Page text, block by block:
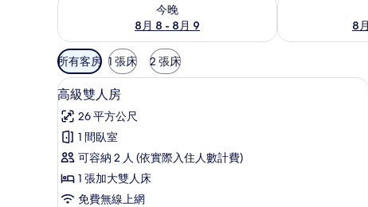
今晚
8月 8 - 8月 9
8
可
用
的
客
房
篩
選
條
件
所有客房 1 張床 2 張床
顯
示
高
級
雙
人
高級雙人房 | 隔音、免費無線上網
6
高級雙人房
26 平方公尺
1 間臥室
可容納 2 人 (依實際入住人數計費)
1 張加大雙人床
免費無線上網